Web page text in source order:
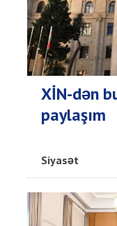
XİN-dən
paylaşım
Siyasət